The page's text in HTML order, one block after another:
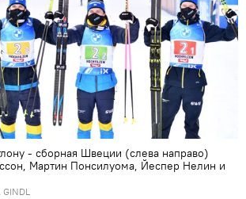
- сборная Швеции (слева направо)
Мартин Понсилуома, Йеспер Нелин и